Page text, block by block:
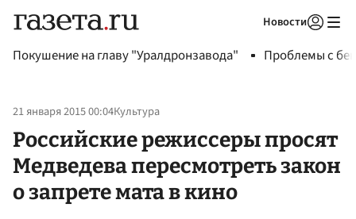
Новости
Покушение на главу "Уралдронзавода" Проблемы с
21 января 2015 00:04Культура
Российские режиссеры просят
Медведева пересмотреть закон
о запрете мата в кино